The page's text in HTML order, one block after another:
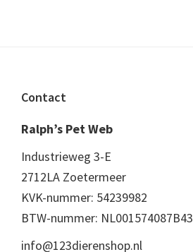
Footer
Contact
Ralph’s Pet Web
Industrieweg 3-E
2712LA Zoetermeer
KVK-nummer: 54239982
BTW-nummer: NL001574087B43
info@123dierenshop.nl